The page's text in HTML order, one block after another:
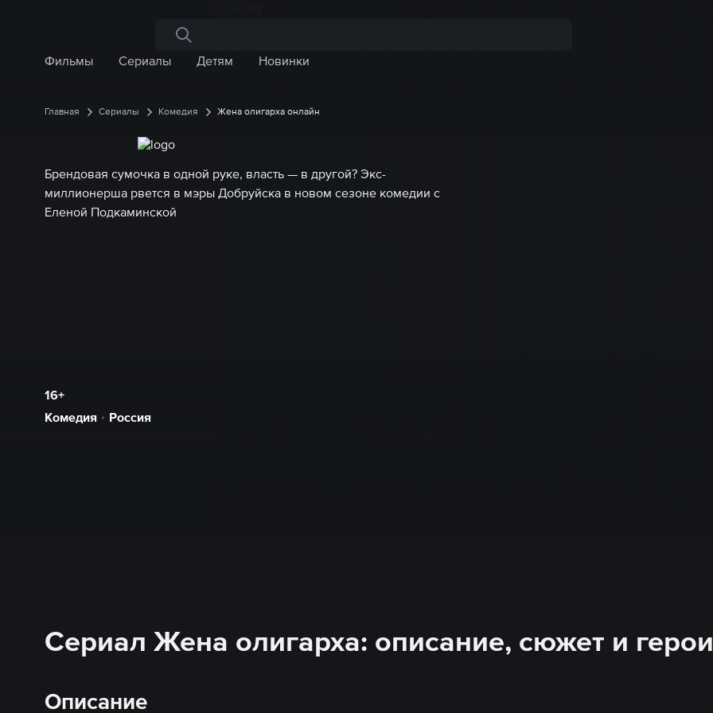
Поиск по сайту
Фильмы
Сериалы Детям Новинки
Главная Сериалы Комедия Жена олигарха онлайн
Брендовая сумочка в одной руке, власть — в другой? Экс-
миллионерша рвется в мэры Добруйска в новом сезоне комедии с
Еленой Подкаминской
16+
Комедия
Россия
Сериал Жена олигарха: описание, сюжет и герои
Описание